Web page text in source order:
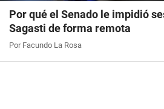
Por qué el Senado le impidió
Sagasti de forma remota
Por Facundo La Rosa